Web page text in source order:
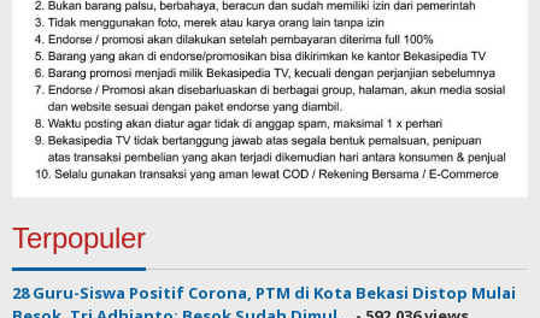
Terpopuler
28 Guru-Siswa Positif Corona, PTM di Kota Bekasi Distop Mulai